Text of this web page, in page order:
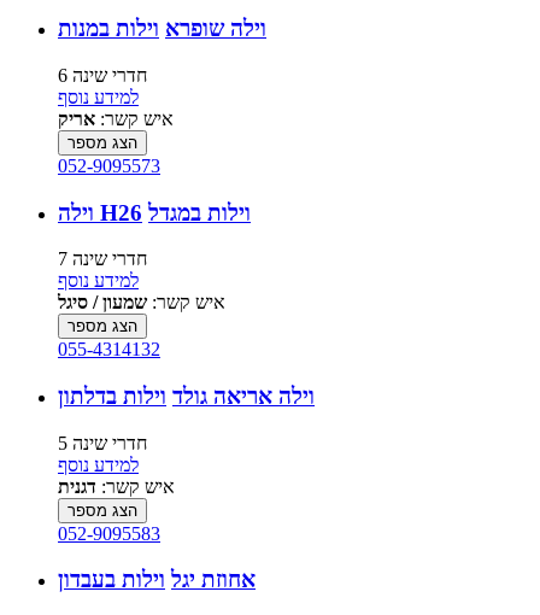
וילה שופרא וילות במנות
6 חדרי שינה
למידע נוסף
איש קשר: אריק
הצג מספר
052-9095573
וילה H26 וילות במגדל
7 חדרי שינה
למידע נוסף
איש קשר: שמעון / סיגל
הצג מספר
055-4314132
וילה אריאה גולד וילות בדלתון
5 חדרי שינה
למידע נוסף
איש קשר: דגנית
הצג מספר
052-9095583
אחוזת יגל וילות בעבדון